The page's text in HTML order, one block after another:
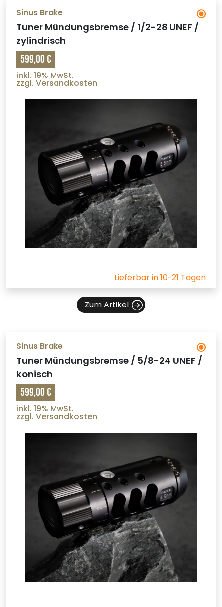
Sinus Brake
Tuner Mündungsbremse / 1/2-28 UNEF /
zylindrisch
599,00 €
inkl. 19% MwSt.
zzgl. Versandkosten
Lieferbar in 10-21 Tagen
Zum Artikel
Sinus Brake
Tuner Mündungsbremse / 5/8-24 UNEF /
konisch
599,00 €
inkl. 19% MwSt.
zzgl. Versandkosten